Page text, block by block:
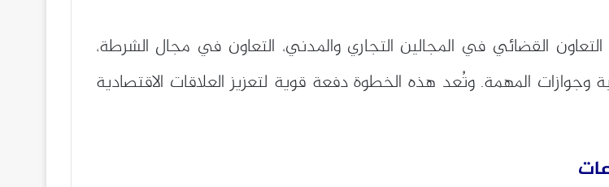
القضائي في المجالين التجاري والمدني، التعاون في مجال الشرطة،
وجوازات المهمة. وتُعد هذه الخطوة دفعة قوية لتعزيز العلاقات الاقتصادية